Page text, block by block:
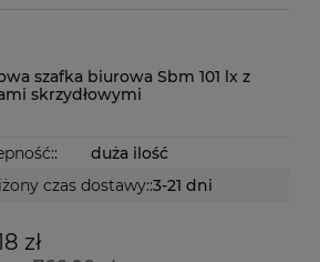
szafka biurowa Sbm 101 lx z
skrzydłowymi
duża ilość
czas dostawy::3-21 dni
zł